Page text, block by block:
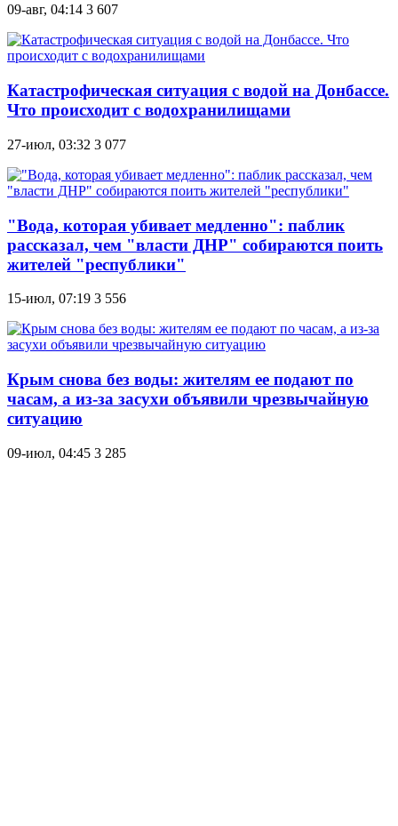
09-авг, 04:14 3 607
Катастрофическая ситуация с водой на Донбассе.
Что происходит с водохранилищами
27-июл, 03:32 3 077
"Вода, которая убивает медленно": паблик
рассказал, чем "власти ДНР" собираются поить
жителей "республики"
15-июл, 07:19 3 556
Крым снова без воды: жителям ее подают по
часам, а из-за засухи объявили чрезвычайную
ситуацию
09-июл, 04:45 3 285